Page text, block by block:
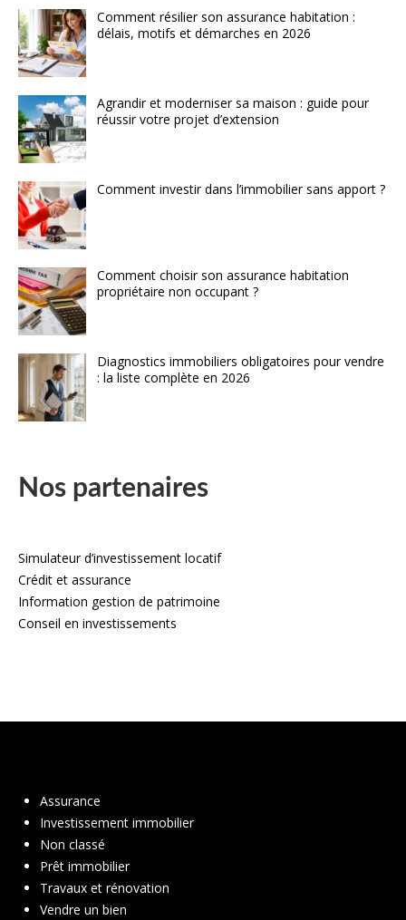
Comment résilier son assurance habitation :
délais, motifs et démarches en 2026
Agrandir et moderniser sa maison : guide pour
réussir votre projet d’extension
Comment investir dans l’immobilier sans apport ?
Comment choisir son assurance habitation
propriétaire non occupant ?
Diagnostics immobiliers obligatoires pour vendre
: la liste complète en 2026
Nos partenaires
Simulateur d’investissement locatif
Crédit et assurance
Information gestion de patrimoine
Conseil en investissements
Assurance
Investissement immobilier
Non classé
Prêt immobilier
Travaux et rénovation
Vendre un bien